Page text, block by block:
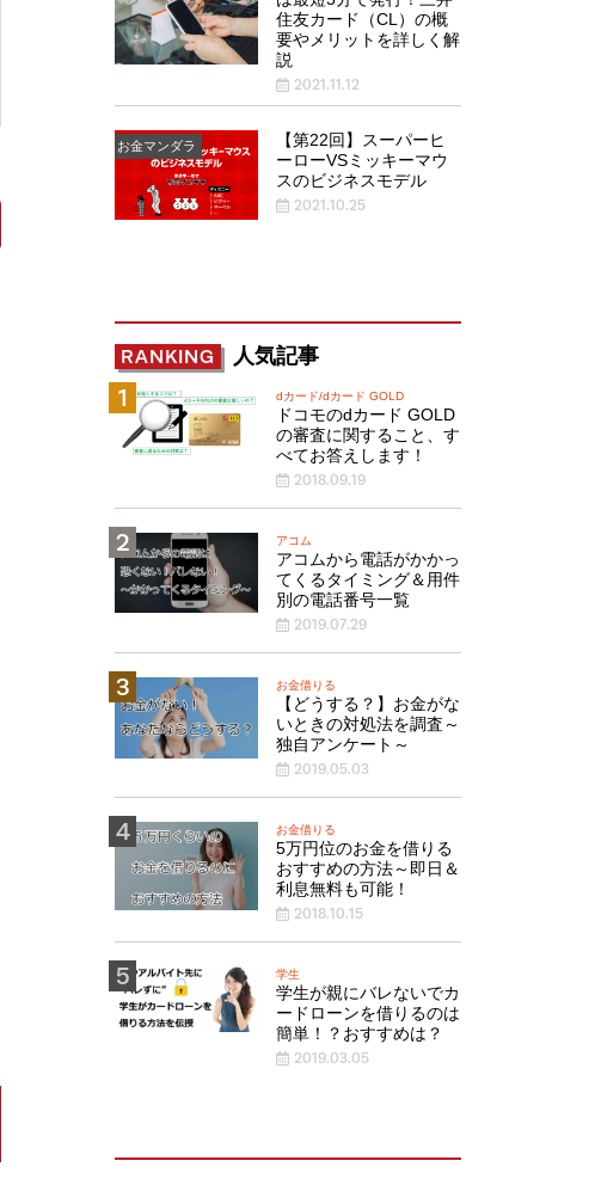
住友カード（CL）の概
要やメリットを詳しく解
説
2021.11.12
お金マンダラ
【第22回】スーパーヒ
ーローVSミッキーマウ
スのビジネスモデル
2021.10.25
RANKING 人気記事
dカード/dカード GOLD
ドコモのdカード GOLD
の審査に関すること、す
べてお答えします！
2018.09.19
アコム
アコムから電話がかかっ
てくるタイミング＆用件
別の電話番号一覧
2019.07.29
お金借りる
【どうする？】お金がな
いときの対処法を調査～
独自アンケート～
2019.05.03
お金借りる
5万円位のお金を借りる
おすすめの方法～即日＆
利息無料も可能！
2018.10.15
学生
学生が親にバレないでカ
ードローンを借りるのは
簡単！？おすすめは？
2019.03.05